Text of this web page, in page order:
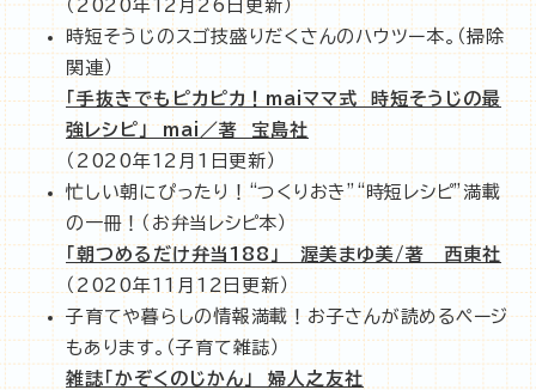
（2020年12月26日更新）
時短そうじのスゴ技盛りだくさんのハウツー本。（掃除
関連）
「手抜きでもピカピカ！maiママ式 時短そうじの最
強レシピ」 mai／著 宝島社
（2020年12月1日更新）
忙しい朝にぴったり！“つくりおき”“時短レシピ”満載
の一冊！（お弁当レシピ本）
「朝つめるだけ弁当188」 渥美まゆ美/著 西東社
（2020年11月12日更新）
子育てや暮らしの情報満載！お子さんが読めるページ
もあります。（子育て雑誌）
雑誌「かぞくのじかん」 婦人之友社